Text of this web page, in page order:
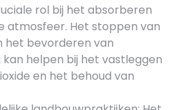
rol bij het absorberen
atmosfeer. Het stoppen van
het bevorderen van
helpen bij het vastleggen
en het behoud van